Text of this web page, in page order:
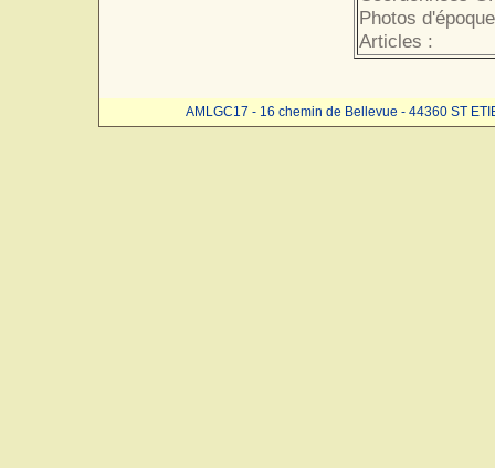
Photos
Articles :
AMLGC17 - 16 chemin de Bellevue - 44360 ST